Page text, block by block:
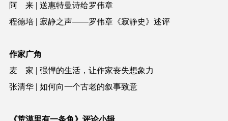
阿 来 | 送惠特曼诗给罗伟章
程德培 | 寂静之声——罗伟章《寂静史》述评
作家广角
麦 家 | 强悍的生活，让作家丧失想象力
张清华 | 如何向一个古老的叙事致意